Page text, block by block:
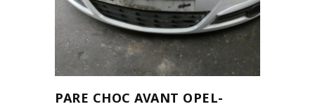
PARE CHOC AVANT OPEL-